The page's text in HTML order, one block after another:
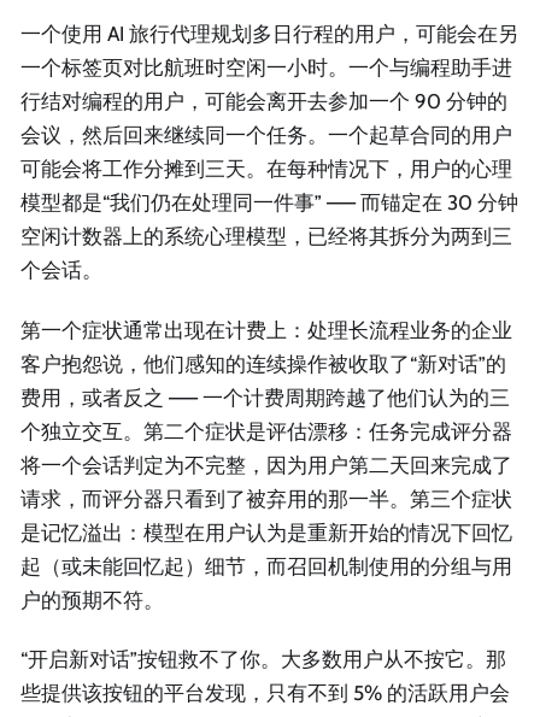
一个使用 AI 旅行代理规划多日行程的用户，可能会在另
一个标签页对比航班时空闲一小时。一个与编程助手进
行结对编程的用户，可能会离开去参加一个 90 分钟的
会议，然后回来继续同一个任务。一个起草合同的用户
可能会将工作分摊到三天。在每种情况下，用户的心理
模型都是“我们仍在处理同一件事” —— 而锚定在 30 分钟
空闲计数器上的系统心理模型，已经将其拆分为两到三
个会话。
第一个症状通常出现在计费上：处理长流程业务的企业
客户抱怨说，他们感知的连续操作被收取了“新对话”的
费用，或者反之 —— 一个计费周期跨越了他们认为的三
个独立交互。第二个症状是评估漂移：任务完成评分器
将一个会话判定为不完整，因为用户第二天回来完成了
请求，而评分器只看到了被弃用的那一半。第三个症状
是记忆溢出：模型在用户认为是重新开始的情况下回忆
起（或未能回忆起）细节，而召回机制使用的分组与用
户的预期不符。
“开启新对话”按钮救不了你。大多数用户从不按它。那
些提供该按钮的平台发现，只有不到 5% 的活跃用户会